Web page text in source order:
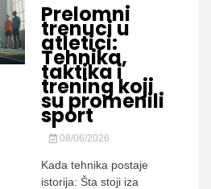
Prelomni
trenuci u
atletici:
Tehnika,
taktika i
trening koji
su promenili
sport
08/06/2026
Kada tehnika postaje
istorija: Šta stoji iza